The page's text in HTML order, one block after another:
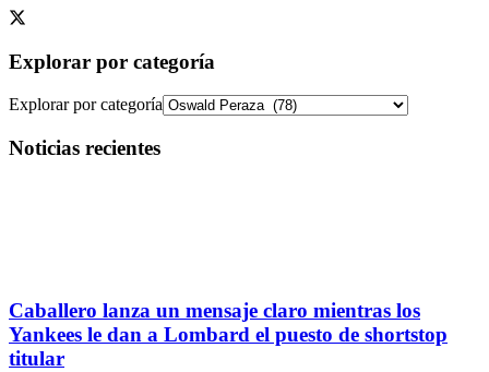
Explorar por categoría
Explorar por categoría
Noticias recientes
Caballero lanza un mensaje claro mientras los
Yankees le dan a Lombard el puesto de shortstop
titular